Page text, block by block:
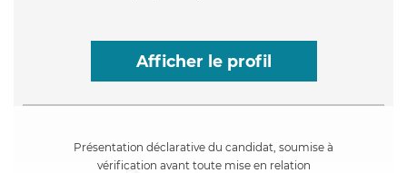
Afficher le profil
Présentation déclarative du candidat, soumise à
vérification avant toute mise en relation